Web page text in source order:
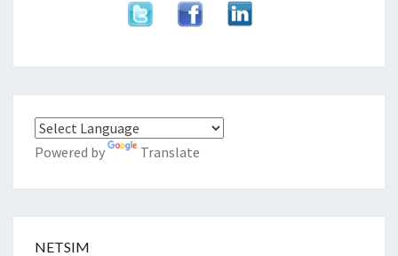
Powered by Translate
NETSIM